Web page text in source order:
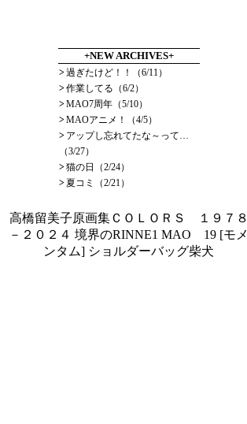
+NEW ARCHIVES+
>過ぎたけど！！（6/11）
>作業してる（6/2）
>MAO7周年（5/10）
>MAOアニメ！（4/5）
> アップし忘れてたな～って…
（3/27）
>猫の日（2/24）
>夏コミ（2/21）
高橋留美子原画集ＣＯＬＯＲＳ １９７８
－２０２４ 境界のRINNE1 MAO 19 [モメ
ンタム] ショルダーバッグ柴犬